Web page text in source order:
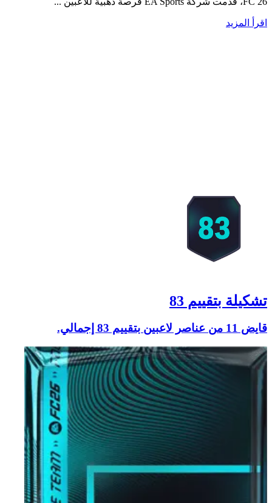
اقرأ المزيد
تشكيلة بتقييم 83
قايض 11 من عناصر لاعبين بتقييم 83 إجمالي.